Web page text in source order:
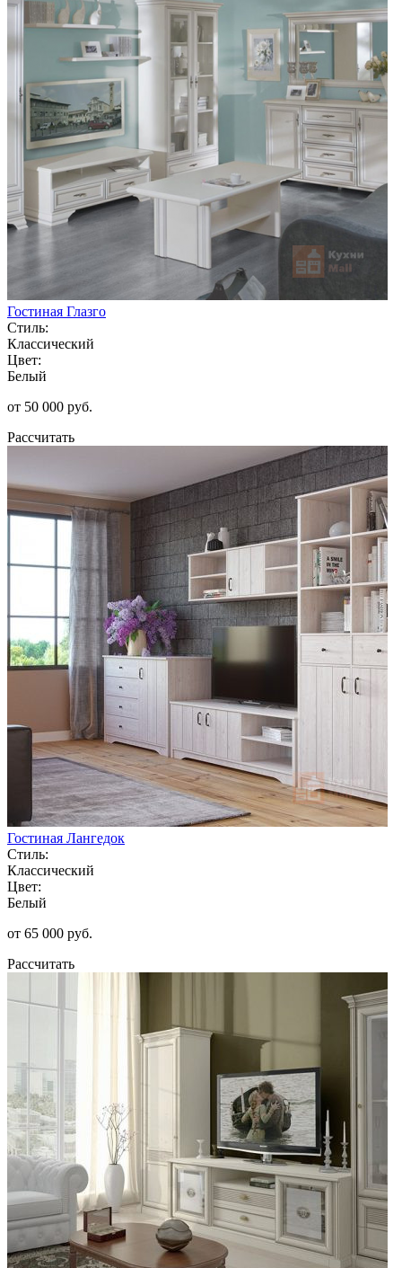
Гостиная Глазго
Стиль:
Классический
Цвет:
Белый
от 50 000 руб.
Рассчитать
Гостиная Лангедок
Стиль:
Классический
Цвет:
Белый
от 65 000 руб.
Рассчитать